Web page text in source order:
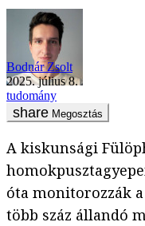
Bodnár Zsolt
2025. július 8.
tudomány
Megosztás
A kiskunsági
óta monitorozzák
több száz állandó